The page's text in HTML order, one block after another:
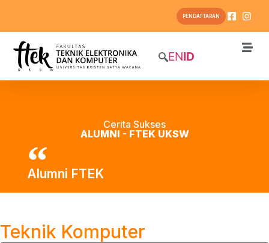
PENDAFTARAN
ENID
Cerita Sukses
ALUMNI - FTEK UKSW
Alumni FTEK
Teknik Komputer